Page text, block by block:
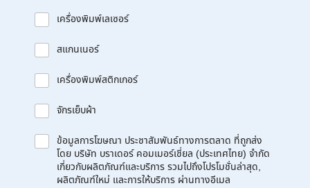
เครื่องพิมพ์เลเซอร์
สแกนเนอร์
เครื่องพิมพ์สติกเกอร์
จักรเย็บผ้า
ข้อมูลการโฆษณา ประชาสัมพันธ์ทางการตลาด ที่ถูกส่ง
โดย บริษัท บราเดอร์ คอมเมอร์เชี่ยล (ประเทศไทย) จำกัด
เกี่ยวกับผลิตภัณฑ์และบริการ รวมไปถึงโปรโมชั่นล่าสุด,
ผลิตภัณฑ์ใหม่ และการให้บริการ ผ่านทางอีเมล